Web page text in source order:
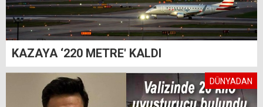
KAZAYA ‘220 METRE' KALDI
DÜNYADAN